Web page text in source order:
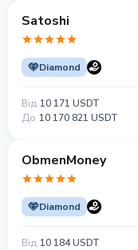
Satoshi
Diamond
Від 10 171 USDT
До 10 170 821 USDT
ObmenMoney
Diamond
Від 10 184 USDT